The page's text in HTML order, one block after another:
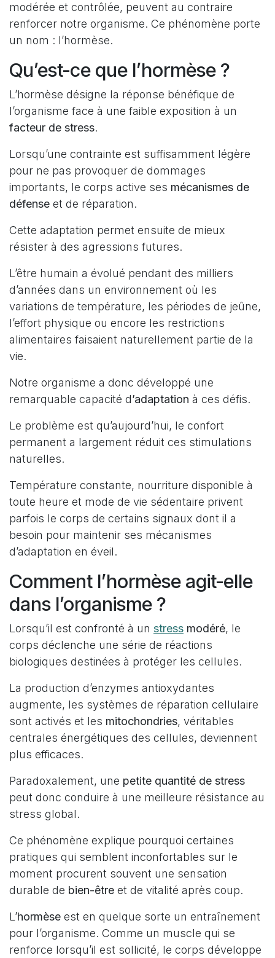
modérée et contrôlée, peuvent au contraire
renforcer notre organisme. Ce phénomène porte
un nom : l’hormèse.
Qu’est-ce que l’hormèse ?
L’hormèse désigne la réponse bénéfique de
l’organisme face à une faible exposition à un
facteur de stress.
Lorsqu’une contrainte est suffisamment légère
pour ne pas provoquer de dommages
importants, le corps active ses mécanismes de
défense et de réparation.
Cette adaptation permet ensuite de mieux
résister à des agressions futures.
L’être humain a évolué pendant des milliers
d’années dans un environnement où les
variations de température, les périodes de jeûne,
l’effort physique ou encore les restrictions
alimentaires faisaient naturellement partie de la
vie.
Notre organisme a donc développé une
remarquable capacité d’adaptation à ces défis.
Le problème est qu’aujourd’hui, le confort
permanent a largement réduit ces stimulations
naturelles.
Température constante, nourriture disponible à
toute heure et mode de vie sédentaire privent
parfois le corps de certains signaux dont il a
besoin pour maintenir ses mécanismes
d’adaptation en éveil.
Comment l’hormèse agit-elle
dans l’organisme ?
Lorsqu’il est confronté à un stress modéré, le
corps déclenche une série de réactions
biologiques destinées à protéger les cellules.
La production d’enzymes antioxydantes
augmente, les systèmes de réparation cellulaire
sont activés et les mitochondries, véritables
centrales énergétiques des cellules, deviennent
plus efficaces.
Paradoxalement, une petite quantité de stress
peut donc conduire à une meilleure résistance au
stress global.
Ce phénomène explique pourquoi certaines
pratiques qui semblent inconfortables sur le
moment procurent souvent une sensation
durable de bien-être et de vitalité après coup.
L’hormèse est en quelque sorte un entraînement
pour l’organisme. Comme un muscle qui se
renforce lorsqu’il est sollicité, le corps développe